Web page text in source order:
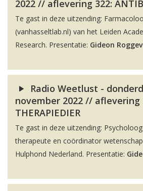
2022 // aflevering 322:
Te gast in deze uitzending:
(vanhasseltlab.nl) van het Leiden
Research. Presentatie: Gideon
Radio Weetlust -
november 2022 // aflevering
THERAPIEDIER
Te gast in deze uitzending: Psycholoog
therapeute en coördinator
Hulphond Nederland. Presentatie: